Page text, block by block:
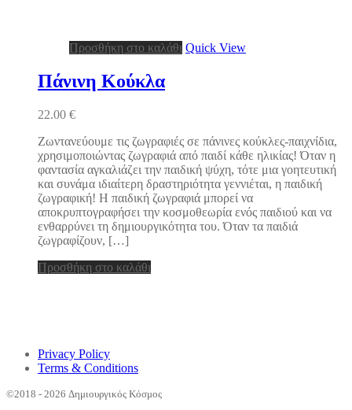
Προσθήκη στο καλάθι Quick View
Πάνινη Κούκλα
22.00 €
Ζωντανεύουμε τις ζωγραφιές σε πάνινες κούκλες-παιχνίδια,
χρησιμοποιώντας ζωγραφιά από παιδί κάθε ηλικίας! Όταν η
φαντασία αγκαλιάζει την παιδική ψύχη, τότε μια γοητευτική
και συνάμα ιδιαίτερη δραστηριότητα γεννιέται, η παιδική
ζωγραφική! Η παιδική ζωγραφιά μπορεί να
αποκρυπτογραφήσει την κοσμοθεωρία ενός παιδιού και να
ενθαρρύνει τη δημιουργικότητα του. Όταν τα παιδιά
ζωγραφίζουν, […]
Προσθήκη στο καλάθι
Privacy Policy
Terms & Conditions
©2018 - 2026 Δημιουργικός Κόσμος